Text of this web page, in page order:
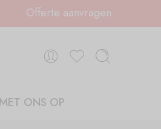
Offerte aanvragen
ONS OP